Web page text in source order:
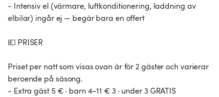
- Intensiv el (värmare, luftkonditionering, laddning av
elbilar) ingår ej — begär bara en offert
💶 PRISER
Priset per natt som visas ovan är för 2 gäster och varierar
beroende på säsong.
- Extra gäst 5 € · barn 4–11 € 3 · under 3 GRATIS